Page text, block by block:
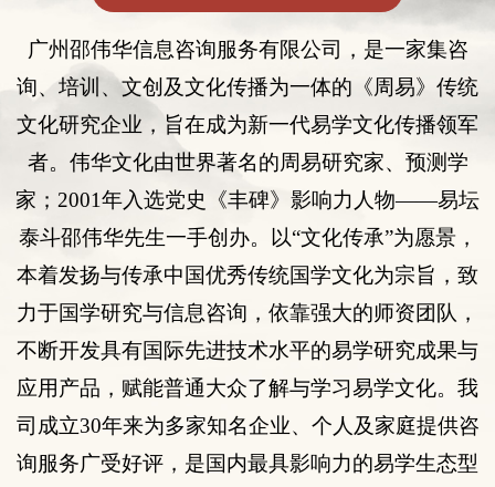
广州邵伟华信息咨询服务有限公司，是一家集咨
询、 培训、文创及文化传播为一体的 《周易》 传统
文化研究企业 ，旨在成为新一代易学文化传播领军
者。伟华文化由世界著名的周易研究家、 预测学
家； 2001年入选党史《丰碑》影响力人物——易坛
泰斗邵伟华先生一手创办。以“文化传承”为愿景，
本着发扬与传承中国优秀传统国学文化为宗旨，致
力于国学研究与信息咨询 ，依靠强大的师资团队，
不断开发具有国际先进技术水平的易学研究成果与
应用产品，赋能普通大众了解与学习易学文化。我
司 成立30年来为多家知名企业、 个人 及家庭提供咨
询服务广受好评 ，是国内最具影响力的易学生态型